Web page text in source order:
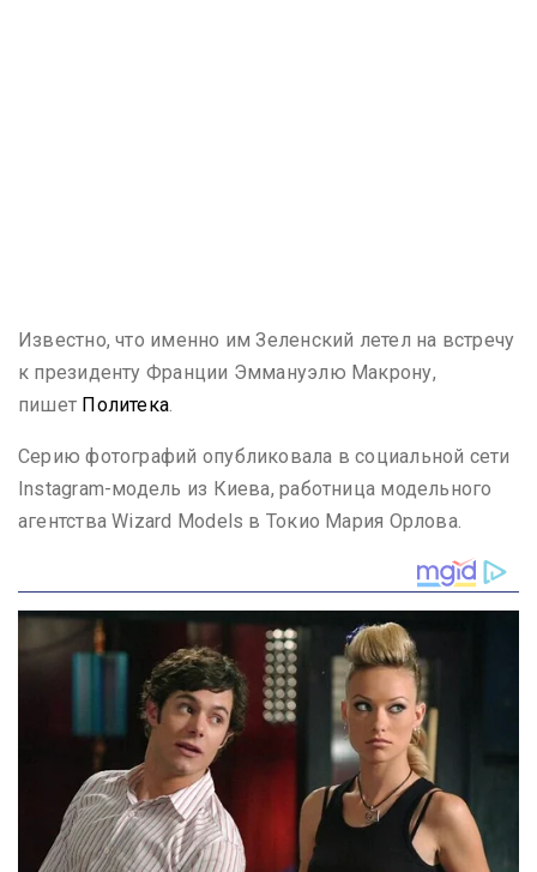
Известно, что именно им Зеленский летел на встречу
к президенту Франции Эммануэлю Макрону,
пишет Политека.
Серию фотографий опубликовала в социальной сети
Instagram-модель из Киева, работница модельного
агентства Wizard Models в Токио Мария Орлова.